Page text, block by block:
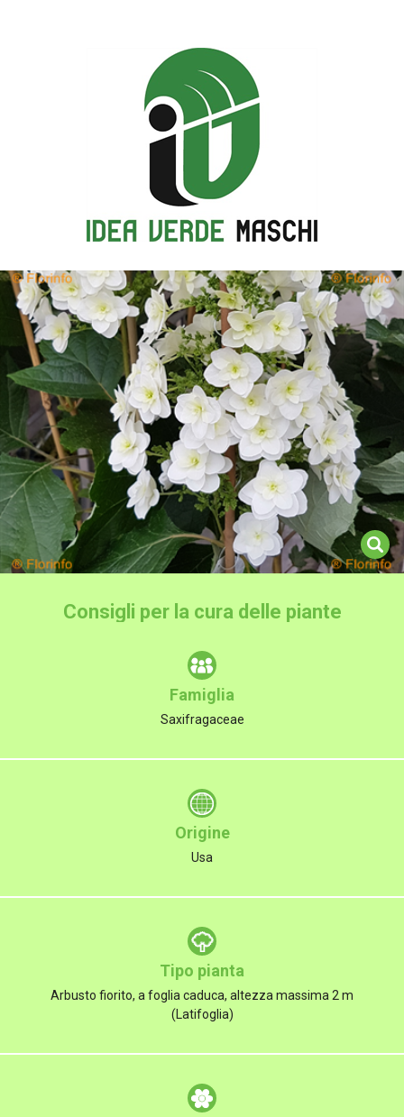
Consigli per la cura delle piante
Famiglia
Saxifragaceae
Origine
Usa
Tipo pianta
Arbusto fiorito, a foglia caduca, altezza massima 2 m
(Latifoglia)